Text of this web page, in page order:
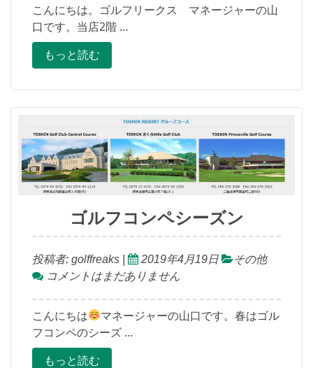
こんにちは。ゴルフリークス マネージャーの山
口です。当店2階 …
もっと読む
ゴルフコンペシーズン
投稿者: golffreaks 2019年4月19日
その他
コメントはまだありません
こんにちは
マネージャーの山口です。春はゴル
フコンペのシーズ …
もっと読む